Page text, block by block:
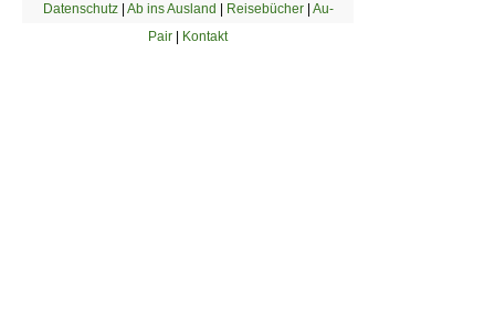
Datenschutz| Ab ins Ausland | Reisebücher| Au-
Pair | Kontakt